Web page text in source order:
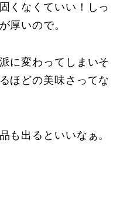
くなくていい！しっ
厚いので。
に変わってしまいそ
ほどの美味さってな
も出るといいなぁ。